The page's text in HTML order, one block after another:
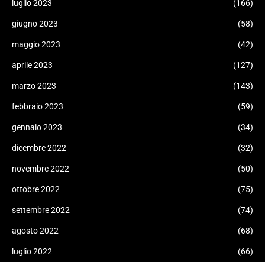
luglio 2023 (166)
giugno 2023 (58)
maggio 2023 (42)
aprile 2023 (127)
marzo 2023 (143)
febbraio 2023 (59)
gennaio 2023 (34)
dicembre 2022 (32)
novembre 2022 (50)
ottobre 2022 (75)
settembre 2022 (74)
agosto 2022 (68)
luglio 2022 (66)